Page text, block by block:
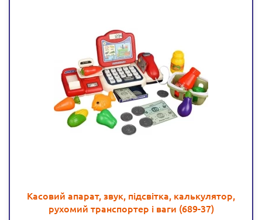
Касовий апарат, звук, підсвітка, калькулятор,
рухомий транспортер і ваги (689-37)